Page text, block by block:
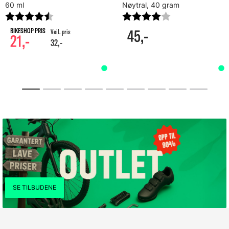
60 ml
21,- 32,-
Karakter:
Nøytral, 40 gram
45,-
Karakter: